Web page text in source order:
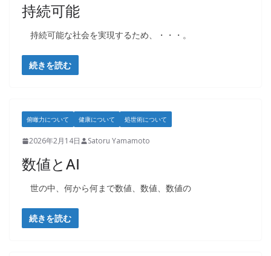
持続可能
持続可能な社会を実現するため、・・・。
続きを読む
俯瞰力について 健康について 処世術について
2026年2月14日 Satoru Yamamoto
数値とAI
世の中、何から何まで数値、数値、数値の
続きを読む